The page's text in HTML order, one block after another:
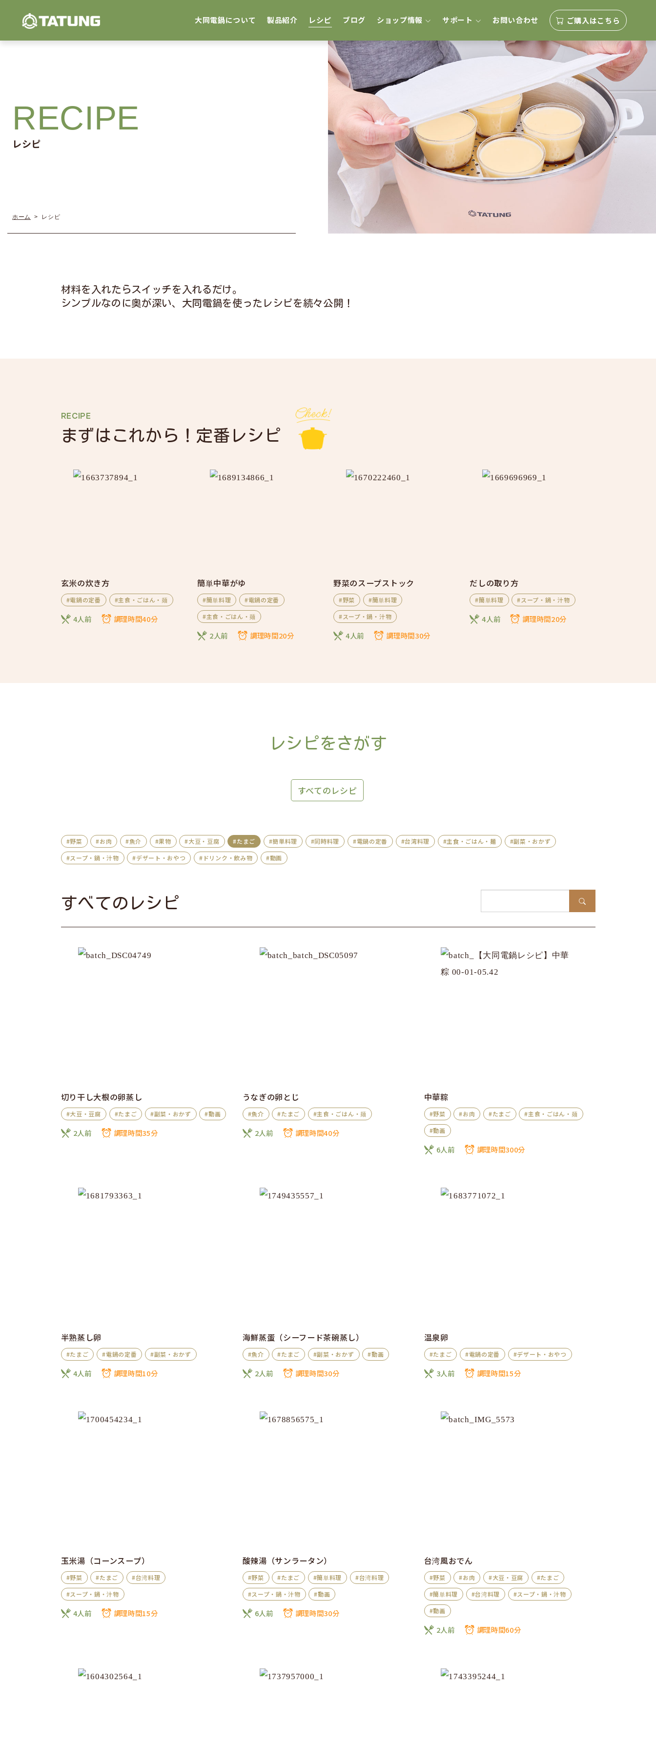
大同電鍋について 製品紹介 レシピ ブログ ショップ情報 サポート お問い合わせ ご購入はこちら
RECIPE
レシピ
ホーム > レシピ
材料を入れたらスイッチを入れるだけ。
シンプルなのに奥が深い、大同電鍋を使ったレシピを続々公開！
RECIPE
まずはこれから！ 定番レシピ
玄米の炊き方
#電鍋の定番 #主食・ごはん・麺
4人前 調理時間40分
簡単中華がゆ
#簡単料理
#電鍋の定番
#主食・ごはん・麺
2人前 調理時間20分
野菜のスープストック
#野菜
#簡単料理
#スープ・鍋・汁物
4人前 調理時間30分
だしの取り方
#簡単料理 #スープ・鍋・汁物
4人前 調理時間20分
レシピをさがす
すべてのレシピ
#野菜 #お肉 #魚介 #果物 #大豆・豆腐 #たまご #簡単料理 #同時料理 #電鍋の定番 #台湾料理 #主食・ごはん・麺
#副菜・おかず
#スープ・鍋・汁物
#デザート・おやつ #ドリンク・飲み物 #動画
すべてのレシピ
切り干し大根の卵蒸し
#大豆・豆腐 #たまご #副菜・おかず #動画
2人前 調理時間35分
うなぎの卵とじ
#魚介 #たまご #主食・ごはん・麺
2人前 調理時間40分
中華粽
#野菜 #お肉 #たまご
#主食・ごはん・麺
#動画
6人前 調理時間300分
半熟蒸し卵
#たまご #電鍋の定番 #副菜・おかず
4人前 調理時間10分
海鮮蒸蛋（シーフード茶碗蒸し）
#魚介 #たまご #副菜・おかず #動画
2人前 調理時間30分
温泉卵
#たまご #電鍋の定番 #デザート・おやつ
3人前 調理時間15分
玉米湯（コーンスープ）
#野菜 #たまご
#台湾料理
#スープ・鍋・汁物
4人前 調理時間15分
酸辣湯（サンラータン）
#野菜 #たまご #簡単料理
#台湾料理
#スープ・鍋・汁物
#動画
6人前 調理時間30分
台湾風おでん
#野菜 #お肉 #大豆・豆腐
#たまご
#簡単料理
#台湾料理
#スープ・鍋・汁物
#動画
2人前 調理時間60分